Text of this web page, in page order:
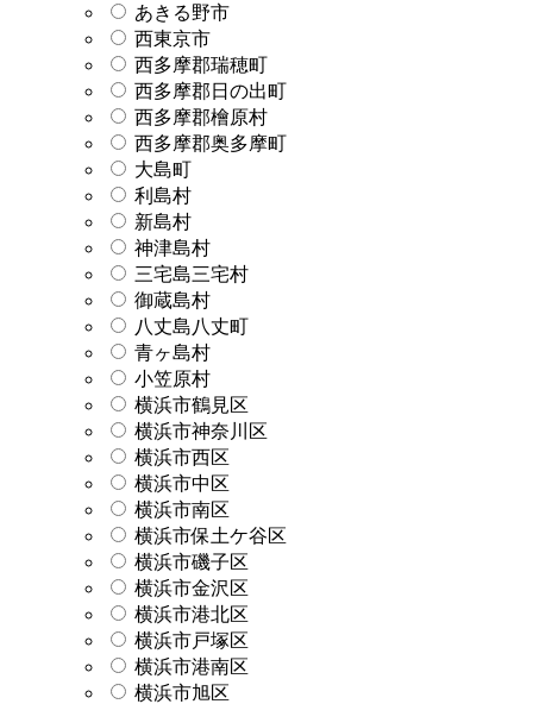
あきる野市
西東京市
西多摩郡瑞穂町
西多摩郡日の出町
西多摩郡檜原村
西多摩郡奥多摩町
大島町
利島村
新島村
神津島村
三宅島三宅村
御蔵島村
八丈島八丈町
青ヶ島村
小笠原村
横浜市鶴見区
横浜市神奈川区
横浜市西区
横浜市中区
横浜市南区
横浜市保土ケ谷区
横浜市磯子区
横浜市金沢区
横浜市港北区
横浜市戸塚区
横浜市港南区
横浜市旭区